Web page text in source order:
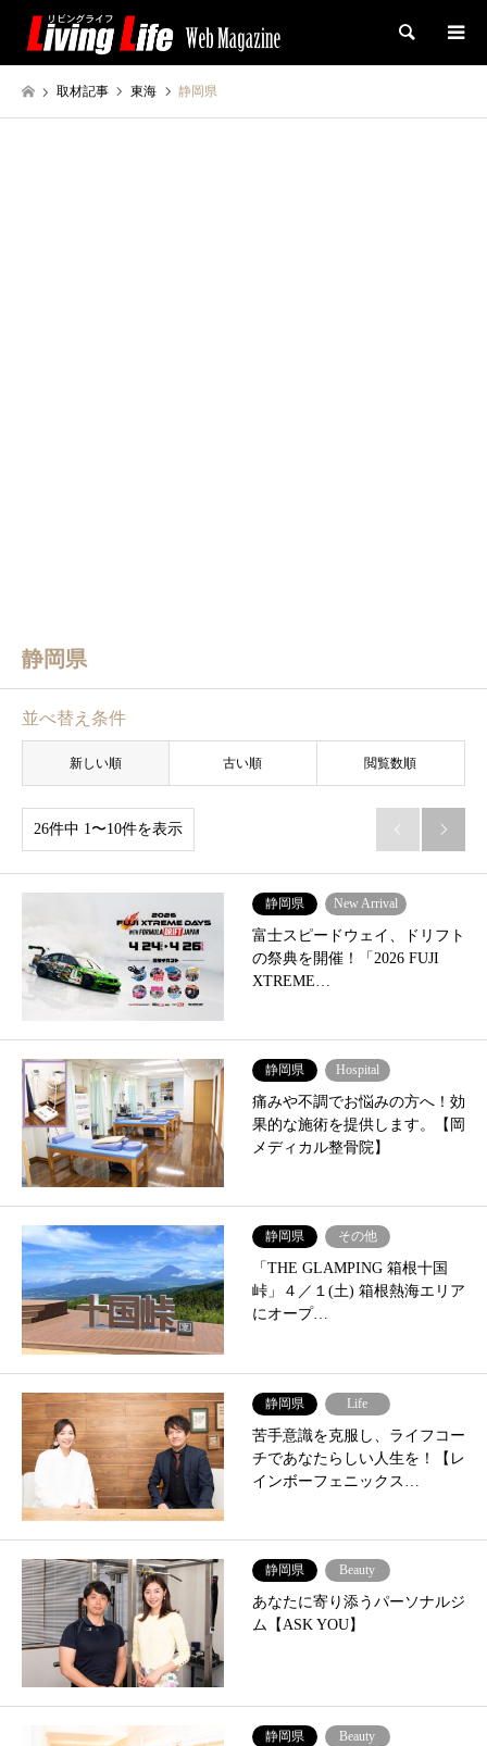
検索
取材記事 東海 静岡県
静岡県
並べ替え条件
新しい順 古い順 閲覧数順
26件中 1〜10件を表示  
静岡県 New Arrival
富士スピードウェイ、ドリフト
の祭典を開催！「2026 FUJI
XTREME…
静岡県 Hospital
痛みや不調でお悩みの方へ！効
果的な施術を提供します。【岡
メディカル整骨院】
静岡県 その他
「THE GLAMPING 箱根十国
峠」４／１(土) 箱根熱海エリア
にオープ…
静岡県 Life
苦手意識を克服し、ライフコー
チであなたらしい人生を！【レ
インボーフェニックス…
静岡県 Beauty
あなたに寄り添うパーソナルジ
ム【ASK YOU】
静岡県 Beauty